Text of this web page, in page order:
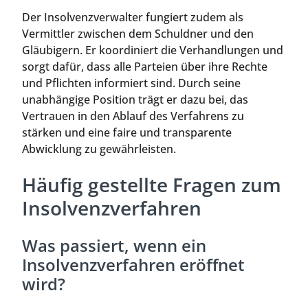
Der Insolvenzverwalter fungiert zudem als
Vermittler zwischen dem Schuldner und den
Gläubigern. Er koordiniert die Verhandlungen und
sorgt dafür, dass alle Parteien über ihre Rechte
und Pflichten informiert sind. Durch seine
unabhängige Position trägt er dazu bei, das
Vertrauen in den Ablauf des Verfahrens zu
stärken und eine faire und transparente
Abwicklung zu gewährleisten.
Häufig gestellte Fragen zum
Insolvenzverfahren
Was passiert, wenn ein
Insolvenzverfahren eröffnet
wird?